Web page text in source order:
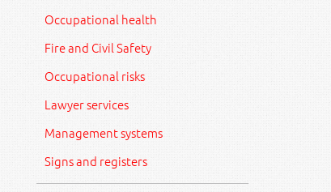
Occupational health
Fire and Civil Safety
Occupational risks
Lawyer services
Management systems
Signs and registers